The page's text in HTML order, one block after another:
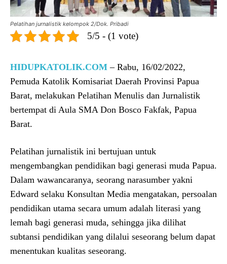
Pelatihan jurnalistik kelompok 2/Dok. Pribadi
5/5 - (1 vote)
HIDUPKATOLIK.COM – Rabu, 16/02/2022,
Pemuda Katolik Komisariat Daerah Provinsi Papua
Barat, melakukan Pelatihan Menulis dan Jurnalistik
bertempat di Aula SMA Don Bosco Fakfak, Papua
Barat.
Pelatihan jurnalistik ini bertujuan untuk
mengembangkan pendidikan bagi generasi muda Papua.
Dalam wawancaranya, seorang narasumber yakni
Edward selaku Konsultan Media mengatakan, persoalan
pendidikan utama secara umum adalah literasi yang
lemah bagi generasi muda, sehingga jika dilihat
subtansi pendidikan yang dilalui seseorang belum dapat
menentukan kualitas seseorang.